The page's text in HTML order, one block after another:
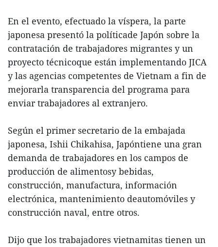
En el evento, efectuado la víspera, la parte
japonesa presentó la políticade Japón sobre la
contratación de trabajadores migrantes y un
proyecto técnicoque están implementando JICA
y las agencias competentes de Vietnam a fin de
mejorarla transparencia del programa para
enviar trabajadores al extranjero.
Según el primer secretario de la embajada
japonesa, Ishii Chikahisa, Japóntiene una gran
demanda de trabajadores en los campos de
producción de alimentosy bebidas,
construcción, manufactura, información
electrónica, mantenimiento deautomóviles y
construcción naval, entre otros.
Dijo que los trabajadores vietnamitas tienen un